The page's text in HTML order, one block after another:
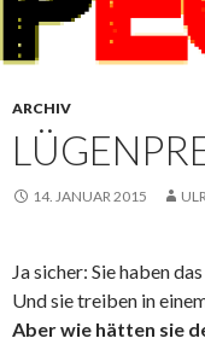
ARCHIV
14. JANUAR 2015
Ja sicher: Sie haben
Und sie treiben in
Aber wie hätten sie